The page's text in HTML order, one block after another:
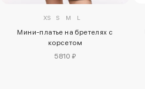
XS S M L
Мини-платье на бретелях с
корсетом
5810 ₽